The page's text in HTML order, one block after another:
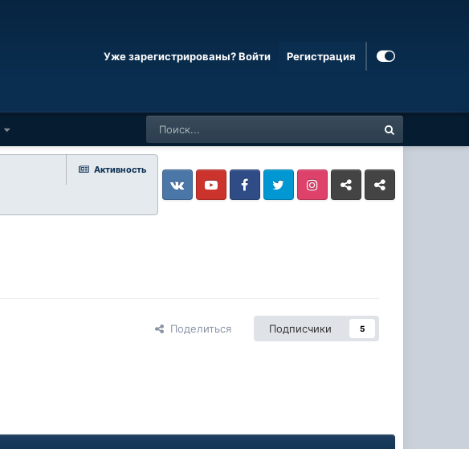
Уже зарегистрированы? Войти Регистрация
Активность
VkontakteYouTube FacebookTwitter InstagramLivejournalOdnoklassniki
Поделиться Подписчики 5